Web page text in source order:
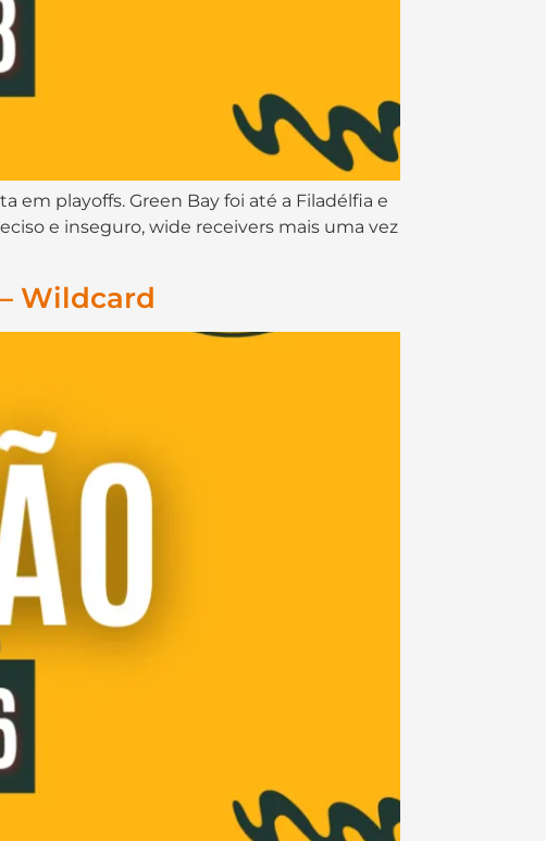
em playoffs. Green Bay foi até a Filadélfia e
e inseguro, wide receivers mais uma vez
Wildcard